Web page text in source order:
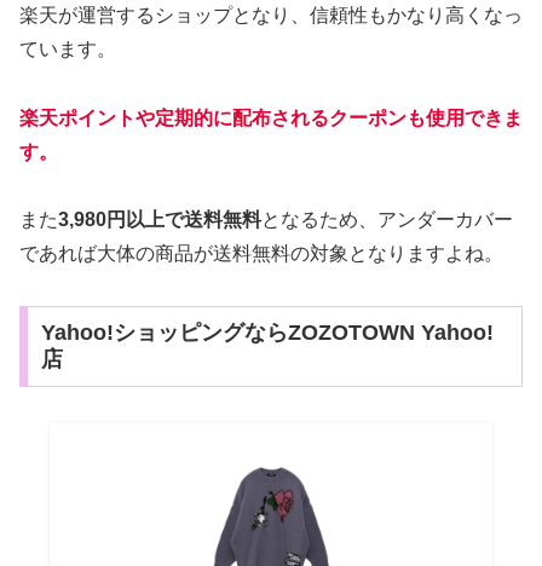
楽天が運営するショップとなり、信頼性もかなり高くなっ
ています。
楽天ポイントや定期的に配布されるクーポンも使用できま
す。
また3,980円以上で送料無料となるため、アンダーカバー
であれば大体の商品が送料無料の対象となりますよね。
Yahoo!ショッピングならZOZOTOWN Yahoo!
店